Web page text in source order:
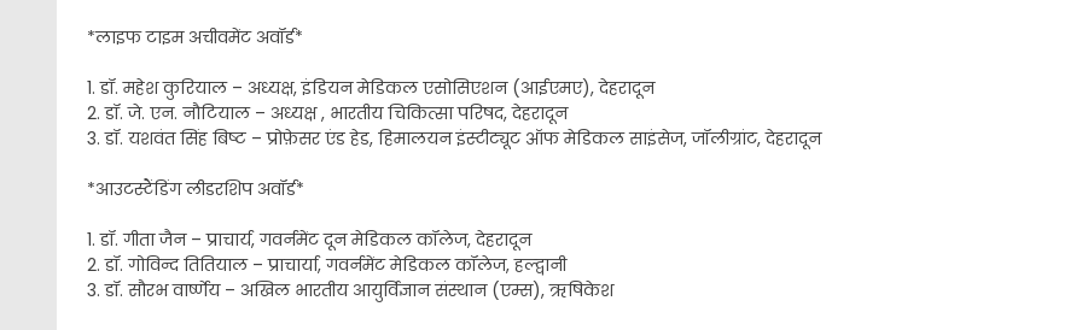
*लाइफ टाइम अचीवमेंट अवॉर्ड*
1. डॉ. महेश कुरियाल – अध्यक्ष, इंडियन मेडिकल एसोसिएशन (आईएमए), देहरादून
2. डॉ. जे. एन. नौटियाल – अध्यक्ष , भारतीय चिकित्सा परिषद, देहरादून
3. डॉ. यशवंत सिंह बिष्ट – प्रोफ़ेसर एंड हेड, हिमालयन इंस्टीट्यूट ऑफ मेडिकल साइंसेज, जॉलीग्रांट, देहरादून
*आउटस्टैंडिंग लीडरशिप अवॉर्ड*
1. डॉ. गीता जैन – प्राचार्य, गवर्नमेंट दून मेडिकल कॉलेज, देहरादून
2. डॉ. गोविन्द तितियाल – प्राचार्या, गवर्नमेंट मेडिकल कॉलेज, हल्द्वानी
3. डॉ. सौरभ वार्ष्णेय – अखिल भारतीय आयुर्विज्ञान संस्थान (एम्स), ऋषिकेश